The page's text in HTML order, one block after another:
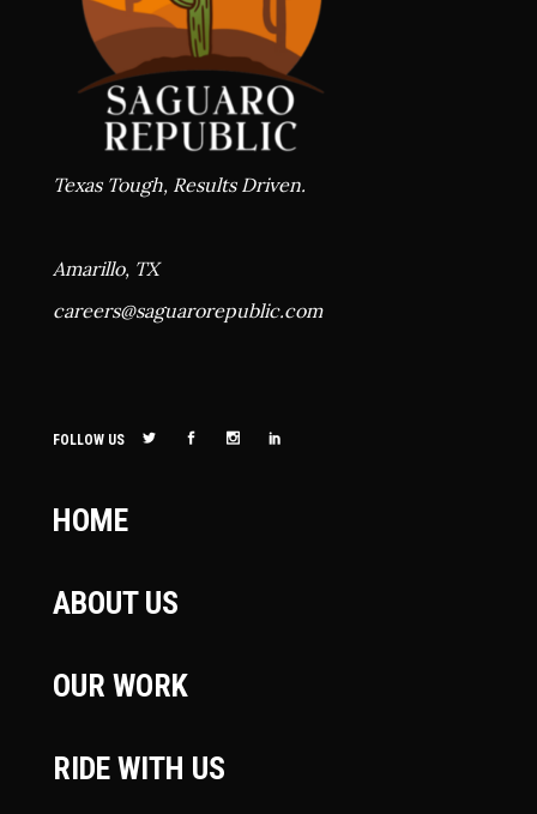
Texas Tough, Results Driven.
Amarillo, TX
careers@saguarorepublic.com
FOLLOW US
HOME
ABOUT US
OUR WORK
RIDE WITH US